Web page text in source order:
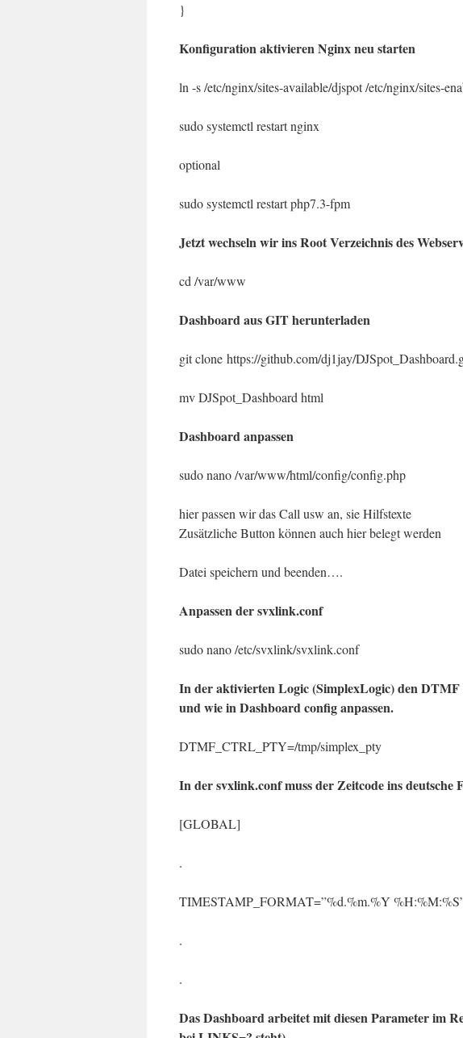
}
Konfiguration aktivieren Nginx neu starten
ln -s /etc/nginx/sites-available/djspot /etc/nginx/sites-
sudo systemctl restart nginx
optional
sudo systemctl restart php7.3-fpm
Jetzt wechseln wir ins Root Verzeichnis des
cd /var/www
Dashboard aus GIT herunterladen
git clone https://github.com/dj1jay/
mv DJSpot_Dashboard html
Dashboard anpassen
sudo nano /var/www/html/config/config.php
hier passen wir das Call usw an, sie Hilfstexte
Zusätzliche Button können auch hier belegt werden
Datei speichern und beenden….
Anpassen der svxlink.conf
sudo nano /etc/svxlink/svxlink.conf
In der aktivierten Logic (SimplexLogic) den
und wie in Dashboard config anpassen.
DTMF_CTRL_PTY=/tmp/simplex_pty
In der svxlink.conf muss der Zeitcode ins deutsche
[GLOBAL]
.
TIMESTAMP_FORMAT=”%d.%m.%Y
.
.
Das Dashboard arbeitet mit diesen Parameter im